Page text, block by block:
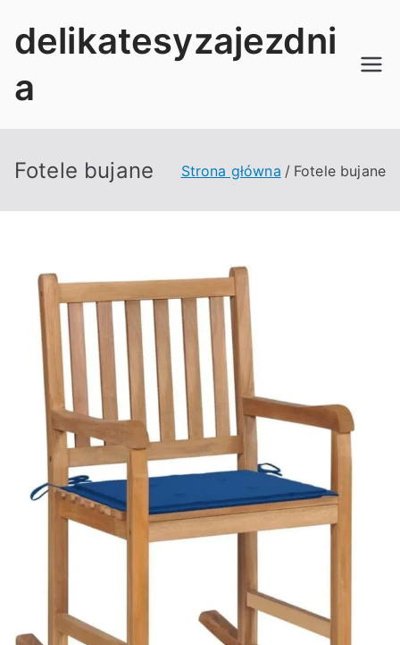
dodelikatesyzajezdni
a
Fotele bujane Strona główna Fotele bujane